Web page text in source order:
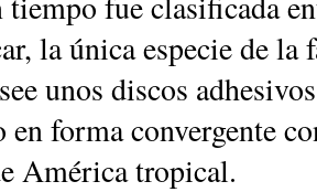
la única especie de
unos discos
en forma convergente
América tropical.